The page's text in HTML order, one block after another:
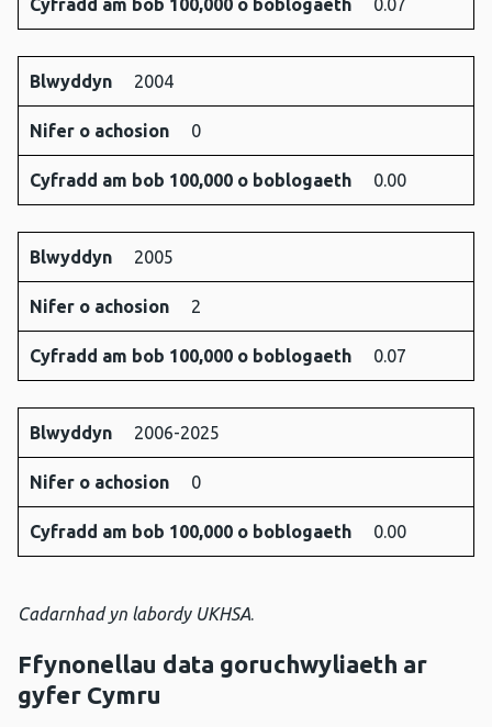
Cyfradd am bob 100,000 o boblogaeth 0.07
Blwyddyn 2004
Nifer o achosion 0
Cyfradd am bob 100,000 o boblogaeth 0.00
Blwyddyn 2005
Nifer o achosion 2
Cyfradd am bob 100,000 o boblogaeth 0.07
Blwyddyn 2006-2025
Nifer o achosion 0
Cyfradd am bob 100,000 o boblogaeth 0.00
Cadarnhad yn labordy UKHSA.
Ffynonellau data goruchwyliaeth ar
gyfer Cymru